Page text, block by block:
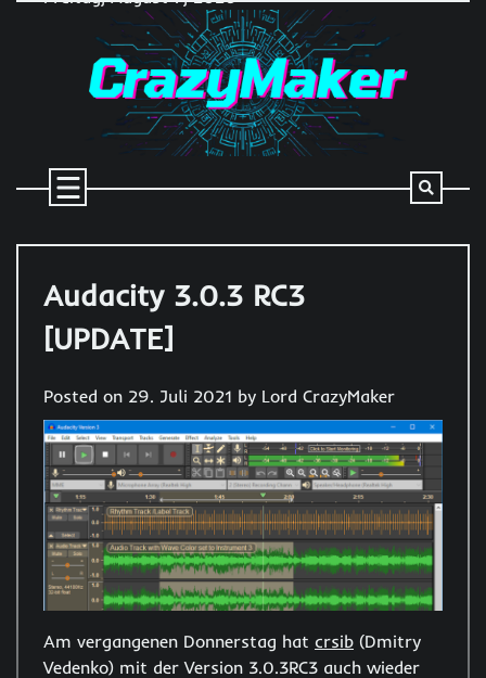
Audacity 3.0.3 RC3
[UPDATE]
Posted on 29. Juli 2021 by Lord CrazyMaker
Am vergangenen Donnerstag hat crsib (Dmitry
Vedenko) mit der Version 3.0.3RC3 auch wieder